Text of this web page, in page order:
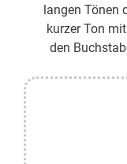
langen Tönen
kurzer Ton
den